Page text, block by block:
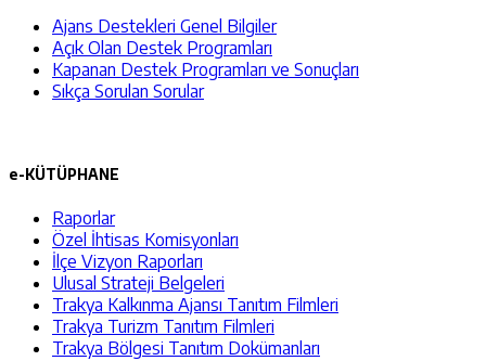
Ajans Destekleri Genel Bilgiler
Açık Olan Destek Programları
Kapanan Destek Programları ve Sonuçları
Sıkça Sorulan Sorular
e-KÜTÜPHANE
Raporlar
Özel İhtisas Komisyonları
İlçe Vizyon Raporları
Ulusal Strateji Belgeleri
Trakya Kalkınma Ajansı Tanıtım Filmleri
Trakya Turizm Tanıtım Filmleri
Trakya Bölgesi Tanıtım Dokümanları